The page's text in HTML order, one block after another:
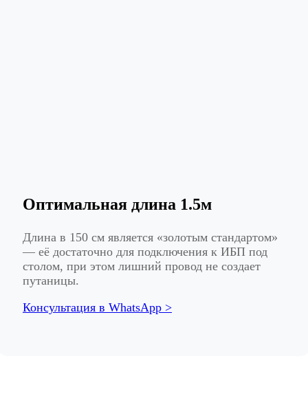
Оптимальная длина 1.5м
Длина в 150 см является «золотым стандартом»
— её достаточно для подключения к ИБП под
столом, при этом лишний провод не создает
путаницы.
Консультация в WhatsApp >